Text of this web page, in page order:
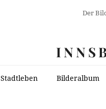
Der
Stadtleben Bilderalbum